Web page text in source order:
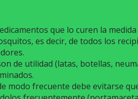
que lo curen la
es decir, de todos los
de utilidad (latas, botellas,
modo frecuente debe evitarse